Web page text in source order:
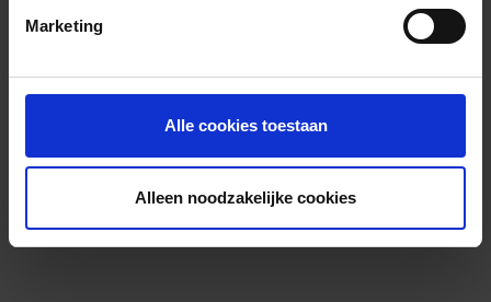
Marketing
Alle cookies toestaan
Alleen noodzakelijke cookies